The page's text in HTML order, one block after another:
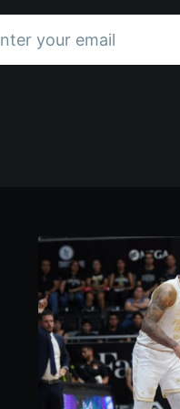
your email